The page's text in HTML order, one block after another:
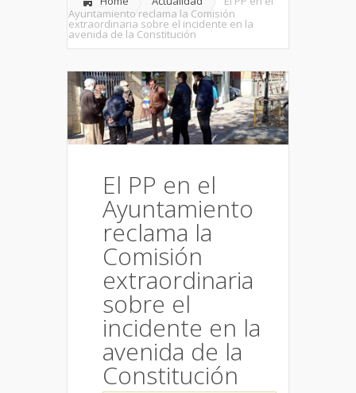
Ayuntamiento reclama la Comisión
extraordinaria sobre el incidente en la
avenida de la Constitución
El PP en el
Ayuntamiento
reclama la
Comisión
extraordinaria
sobre el
incidente en la
avenida de la
Constitución